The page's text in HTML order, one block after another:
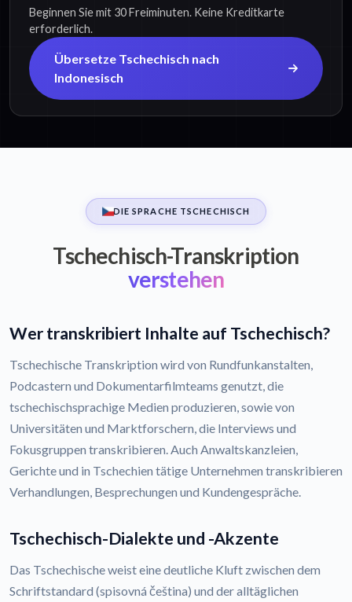
Beginnen Sie mit 30 Freiminuten. Keine Kreditkarte
erforderlich.
Übersetze Tschechisch nach
Indonesisch
DIE SPRACHE TSCHECHISCH
Tschechisch-Transkription
verstehen
Wer transkribiert Inhalte auf Tschechisch?
Tschechische Transkription wird von Rundfunkanstalten,
Podcastern und Dokumentarfilmteams genutzt, die
tschechischsprachige Medien produzieren, sowie von
Universitäten und Marktforschern, die Interviews und
Fokusgruppen transkribieren. Auch Anwaltskanzleien,
Gerichte und in Tschechien tätige Unternehmen transkribieren
Verhandlungen, Besprechungen und Kundengespräche.
Tschechisch-Dialekte und -Akzente
Das Tschechische weist eine deutliche Kluft zwischen dem
Schriftstandard (spisovná čeština) und der alltäglichen